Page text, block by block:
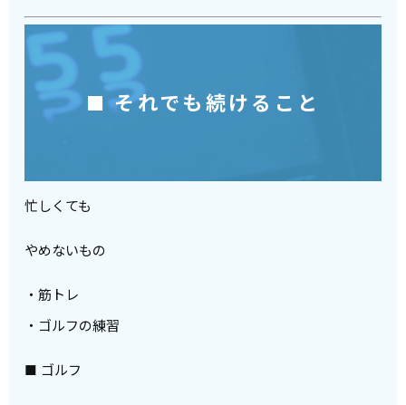
■ それでも続けること
忙しくても
やめないもの
・筋トレ
・ゴルフの練習
■ ゴルフ